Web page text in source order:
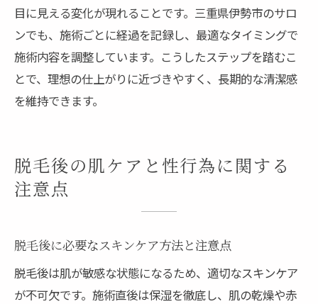
目に見える変化が現れることです。三重県伊勢市のサロ
ンでも、施術ごとに経過を記録し、最適なタイミングで
施術内容を調整しています。こうしたステップを踏むこ
とで、理想の仕上がりに近づきやすく、長期的な清潔感
を維持できます。
脱毛後の肌ケアと性行為に関する
注意点
脱毛後に必要なスキンケア方法と注意点
脱毛後は肌が敏感な状態になるため、適切なスキンケア
が不可欠です。施術直後は保湿を徹底し、肌の乾燥や赤